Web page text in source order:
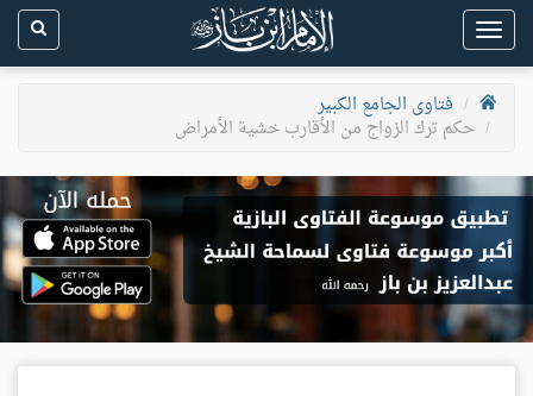
Toggle
navigation
فتاوى الجامع الكبير
حكم ترك الزواج من الأقارب خشية الأمراض